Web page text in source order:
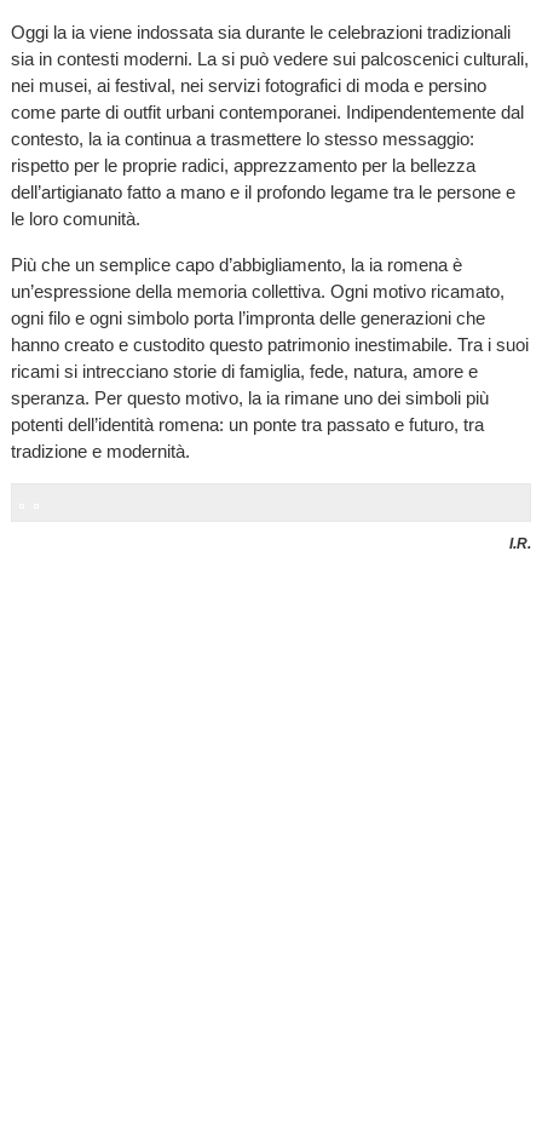
Oggi la ia viene indossata sia durante le celebrazioni tradizionali
sia in contesti moderni. La si può vedere sui palcoscenici culturali,
nei musei, ai festival, nei servizi fotografici di moda e persino
come parte di outfit urbani contemporanei. Indipendentemente dal
contesto, la ia continua a trasmettere lo stesso messaggio:
rispetto per le proprie radici, apprezzamento per la bellezza
dell’artigianato fatto a mano e il profondo legame tra le persone e
le loro comunità.
Più che un semplice capo d’abbigliamento, la ia romena è
un’espressione della memoria collettiva. Ogni motivo ricamato,
ogni filo e ogni simbolo porta l’impronta delle generazioni che
hanno creato e custodito questo patrimonio inestimabile. Tra i suoi
ricami si intrecciano storie di famiglia, fede, natura, amore e
speranza. Per questo motivo, la ia rimane uno dei simboli più
potenti dell’identità romena: un ponte tra passato e futuro, tra
tradizione e modernità.
I.R.